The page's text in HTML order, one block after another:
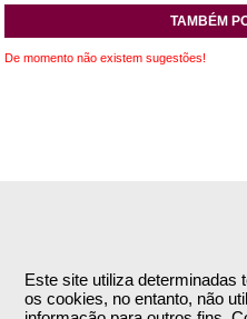
Este site utiliza determinadas
os cookies, no entanto, não
TAMBÉM
De momento não existem sugestões!
Empresa
Termos e Condições